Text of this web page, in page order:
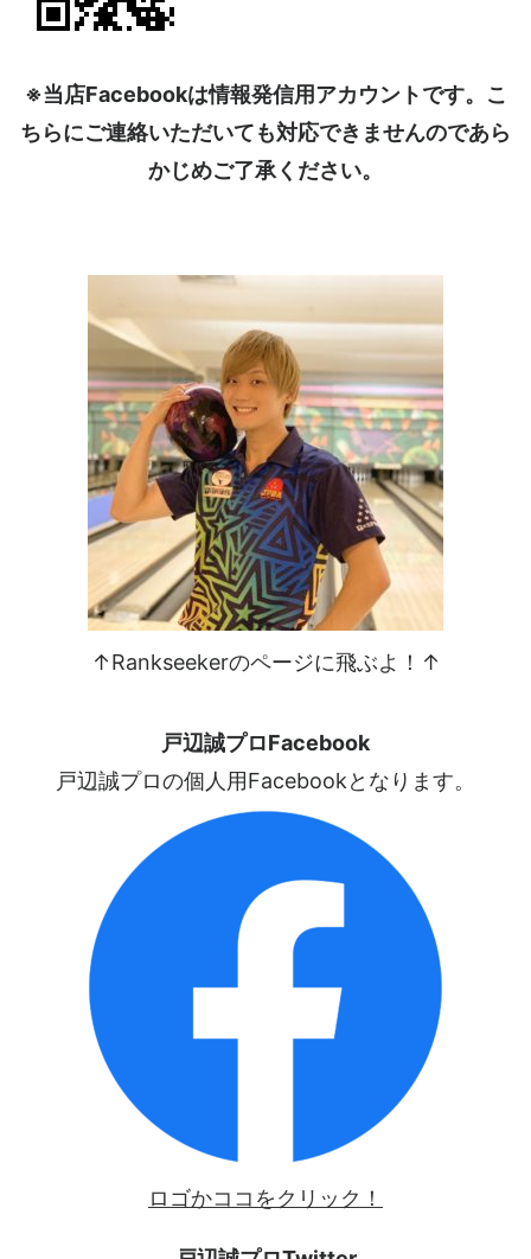
※当店Facebookは情報発信用アカウントです。こ
ちらにご連絡いただいても対応できませんのであら
かじめご了承ください。
↑Rankseekerのページに飛ぶよ！↑
戸辺誠プロFacebook
戸辺誠プロの個人用Facebookとなります。
ロゴかココをクリック！